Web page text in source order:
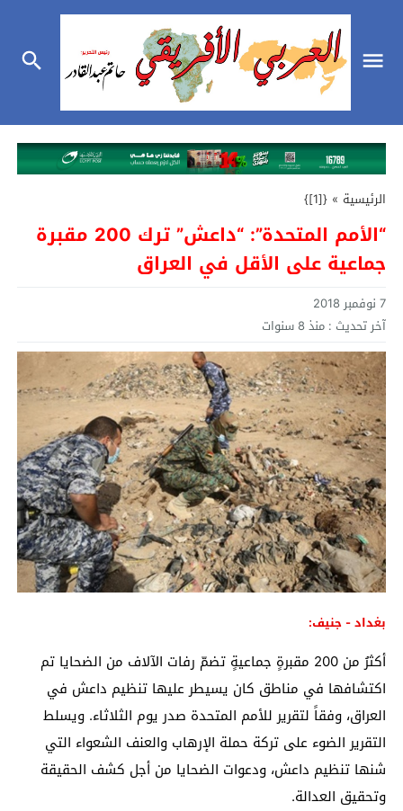
الرئيسية »
{[1]}
“الأمم المتحدة”: “داعش” ترك 200 مقبرة
جماعية على الأقل في العراق
7 نوفمبر 2018
آخر تحديث : منذ 8 سنوات
بغداد - جنيف:
أكثرُ من 200 مقبرةٍ جماعيةٍ تضمّ رفات الآلاف من الضحايا تم
اكتشافها في مناطق كان يسيطر عليها تنظيم داعش في
العراق، وفقاً لتقرير للأمم المتحدة صدر يوم الثلاثاء. ويسلط
التقرير الضوء على تركة حملة الإرهاب والعنف الشعواء التي
شنها تنظيم داعش، ودعوات الضحايا من أجل كشف الحقيقة
وتحقيق العدالة.